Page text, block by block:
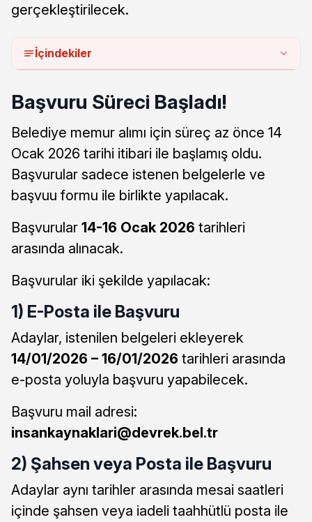
gerçekleştirilecek.
İçindekiler
Başvuru Süreci Başladı!
Belediye memur alımı için süreç az önce 14
Ocak 2026 tarihi itibari ile başlamış oldu.
Başvurular sadece istenen belgelerle ve
başvuu formu ile birlikte yapılacak.
Başvurular 14-16 Ocak 2026 tarihleri
arasında alınacak.
Başvurular iki şekilde yapılacak:
1) E-Posta ile Başvuru
Adaylar, istenilen belgeleri ekleyerek
14/01/2026 – 16/01/2026 tarihleri arasında
e-posta yoluyla başvuru yapabilecek.
Başvuru mail adresi:
insankaynaklari@devrek.bel.tr
2) Şahsen veya Posta ile Başvuru
Adaylar aynı tarihler arasında mesai saatleri
içinde şahsen veya iadeli taahhütlü posta ile